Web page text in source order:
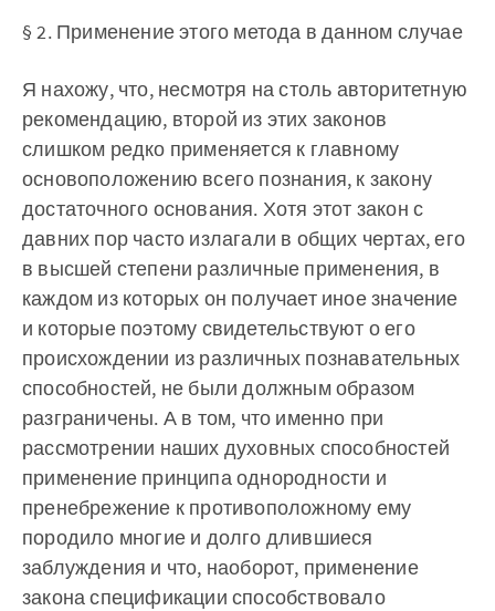
§ 2. Применение этого метода в данном случае
Я нахожу, что, несмотря на столь авторитетную
рекомендацию, второй из этих законов
слишком редко применяется к главному
основоположению всего познания, к закону
достаточного основания. Хотя этот закон с
давних пор часто излагали в общих чертах, его
в высшей степени различные применения, в
каждом из которых он получает иное значение
и которые поэтому свидетельствуют о его
происхождении из различных познавательных
способностей, не были должным образом
разграничены. А в том, что именно при
рассмотрении наших духовных способностей
применение принципа однородности и
пренебрежение к противоположному ему
породило многие и долго длившиеся
заблуждения и что, наоборот, применение
закона спецификации способствовало